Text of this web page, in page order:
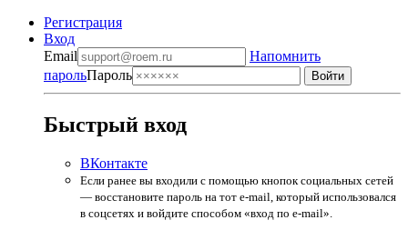
Регистрация
Вход
Email
Напомнить
парольПароль
Быстрый вход
ВКонтакте
Если ранее вы входили с помощью кнопок социальных сетей
— восстановите пароль на тот e-mail, который использовался
в соцсетях и войдите способом «вход по e-mail».